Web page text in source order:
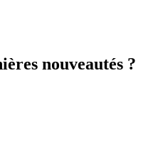
nouveautés ?